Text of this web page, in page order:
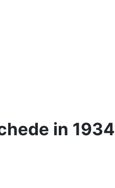
in 1934